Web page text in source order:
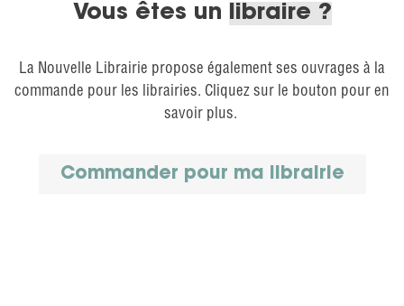
Vous êtes un libraire ?
La Nouvelle Librairie propose également ses ouvrages à la
commande pour les librairies. Cliquez sur le bouton pour en
savoir plus.
Commander pour ma librairie